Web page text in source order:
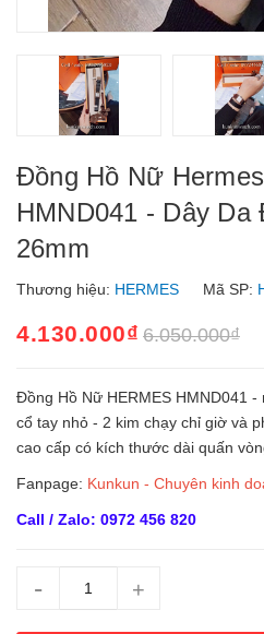
Đồng Hồ Nữ
HMND041 - Dây Da
26mm
Thương hiệu: HERMES Mã SP:
4.130.000₫ 6.050.000₫
Đồng Hồ Nữ HERMES HMND041
cổ tay nhỏ - 2 kim chạy chỉ giờ và
cao cấp có kích thước dài quấn
Fanpage: Kunkun - Chuyên kinh
Call / Zalo: 0972 456 820
- +